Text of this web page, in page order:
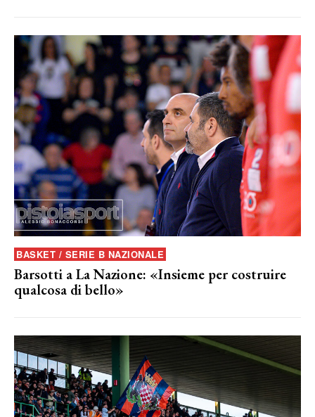
BASKET / SERIE B NAZIONALE
Barsotti a La Nazione: «Insieme per costruire
qualcosa di bello»